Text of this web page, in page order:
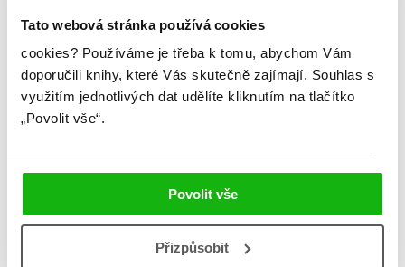
Tato webová stránka používá cookies
cookies? Používáme je třeba k tomu, abychom Vám
doporučili knihy, které Vás skutečně zajímají. Souhlas s
využitím jednotlivých dat udělíte kliknutím na tlačítko
„Povolit vše“.
Povolit vše
Přizpůsobit
Kategorie: young adult
Žánr: Mystery a thrillery
Zlodějský gambit